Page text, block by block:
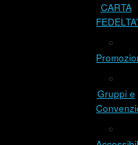
CARTA
FEDELTA’
Gruppi e